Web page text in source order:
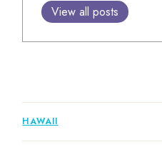
View all posts
HAWAII